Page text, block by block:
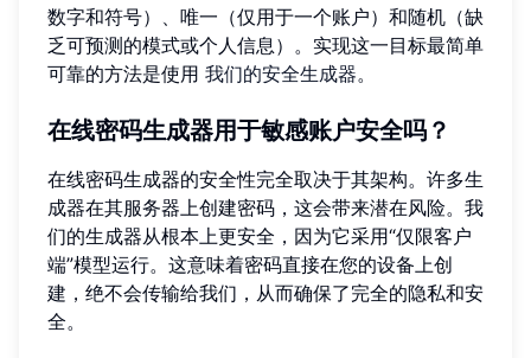
数字和符号）、唯一（仅用于一个账户）和随机（缺
乏可预测的模式或个人信息）。实现这一目标最简单
可靠的方法是使用 我们的安全生成器。
在线密码生成器用于敏感账户安全吗？
在线密码生成器的安全性完全取决于其架构。许多生
成器在其服务器上创建密码，这会带来潜在风险。我
们的生成器从根本上更安全，因为它采用“仅限客户
端”模型运行。这意味着密码直接在您的设备上创
建，绝不会传输给我们，从而确保了完全的隐私和安
全。